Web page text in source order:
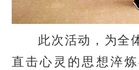
此次活动，为全体
直击心灵的思想淬